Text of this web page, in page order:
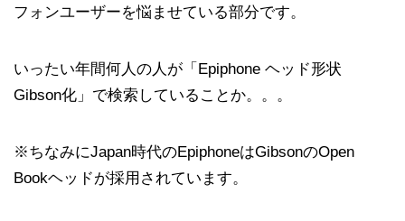
フォンユーザーを悩ませている部分です。
いったい年間何人の人が「Epiphone ヘッド形状
Gibson化」で検索していることか。。。
※ちなみにJapan時代のEpiphoneはGibsonのOpen
Bookヘッドが採用されています。